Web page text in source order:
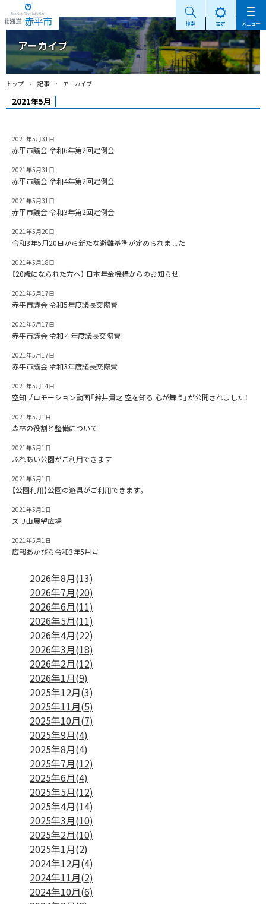
Akabira City Hokkaido 北海道 赤平市
検索 設定 メニュー
アーカイブ
トップ › 記事 › アーカイブ
2021年5月
2021年5月31日
赤平市議会 令和6年第2回定例会
2021年5月31日
赤平市議会 令和4年第2回定例会
2021年5月31日
赤平市議会 令和3年第2回定例会
2021年5月20日
令和3年5月20日から新たな避難基準が定められました
2021年5月18日
【20歳になられた方へ】 日本年金機構からのお知らせ
2021年5月17日
赤平市議会 令和5年度議長交際費
2021年5月17日
赤平市議会 令和４年度議長交際費
2021年5月17日
赤平市議会 令和3年度議長交際費
2021年5月14日
空知プロモーション動画「鈴井貴之 空を知る 心が舞う」が公開されました！
2021年5月1日
森林の役割と整備について
2021年5月1日
ふれあい公園がご利用できます
2021年5月1日
【公園利用】公園の遊具がご利用できます。
2021年5月1日
ズリ山展望広場
2021年5月1日
広報あかびら令和3年5月号
2026年8月(13)
2026年7月(20)
2026年6月(11)
2026年5月(11)
2026年4月(22)
2026年3月(18)
2026年2月(12)
2026年1月(9)
2025年12月(3)
2025年11月(5)
2025年10月(7)
2025年9月(4)
2025年8月(4)
2025年7月(12)
2025年6月(4)
2025年5月(12)
2025年4月(14)
2025年3月(10)
2025年2月(10)
2025年1月(2)
2024年12月(4)
2024年11月(2)
2024年10月(6)